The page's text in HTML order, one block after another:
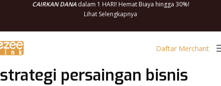
CAIRKAN DANAdalam 1 HARI! Hemat Biaya hingga 30%!
Lihat Selengkapnya
Daftar Merchant
strategi persaingan bisnis